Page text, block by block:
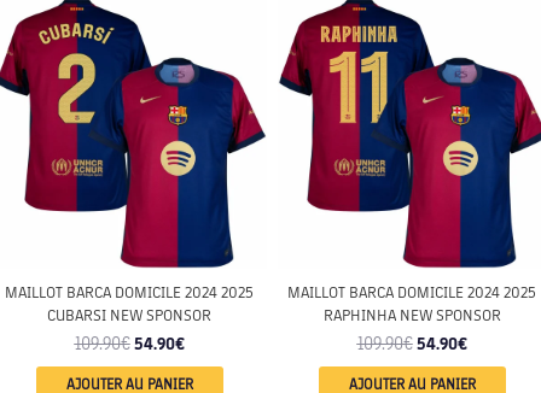
MAILLOT BARCA DOMICILE 2024 2025
CUBARSI NEW SPONSOR
109.90€ 54.90€
AJOUTER AU PANIER
MAILLOT BARCA DOMICILE 2024 2025
RAPHINHA NEW SPONSOR
109.90€ 54.90€
AJOUTER AU PANIER